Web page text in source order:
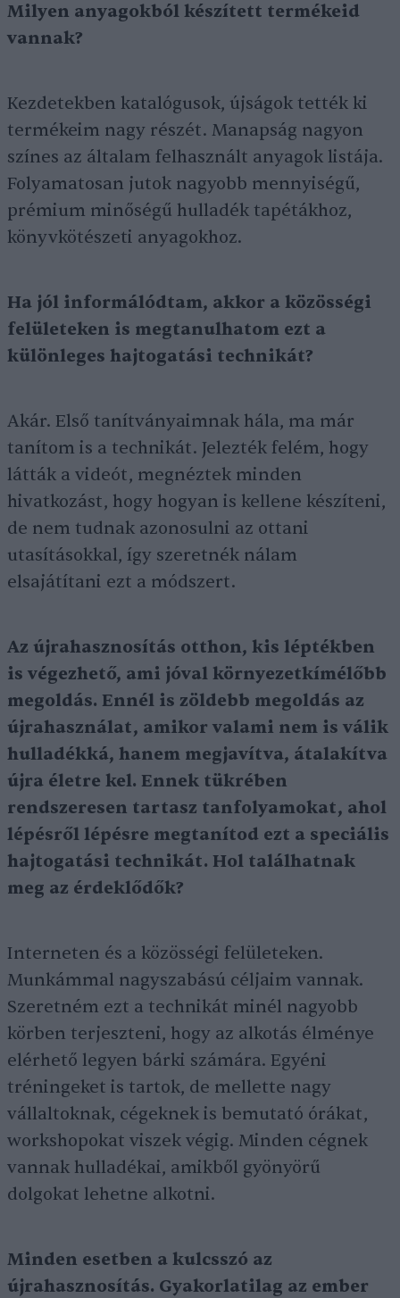
Milyen anyagokból készített termékeid
vannak?
Kezdetekben katalógusok, újságok tették ki
termékeim nagy részét. Manapság nagyon
színes az általam felhasznált anyagok listája.
Folyamatosan jutok nagyobb mennyiségű,
prémium minőségű hulladék tapétákhoz,
könyvkötészeti anyagokhoz.
Ha jól informálódtam, akkor a közösségi
felületeken is megtanulhatom ezt a
különleges hajtogatási technikát?
Akár. Első tanítványaimnak hála, ma már
tanítom is a technikát. Jelezték felém, hogy
látták a videót, megnéztek minden
hivatkozást, hogy hogyan is kellene készíteni,
de nem tudnak azonosulni az ottani
utasításokkal, így szeretnék nálam
elsajátítani ezt a módszert.
Az újrahasznosítás otthon, kis léptékben
is végezhető, ami jóval környezetkímélőbb
megoldás. Ennél is zöldebb megoldás az
újrahasználat, amikor valami nem is válik
hulladékká, hanem megjavítva, átalakítva
újra életre kel. Ennek tükrében
rendszeresen tartasz tanfolyamokat, ahol
lépésről lépésre megtanítod ezt a speciális
hajtogatási technikát. Hol találhatnak
meg az érdeklődők?
Interneten és a közösségi felületeken.
Munkámmal nagyszabású céljaim vannak.
Szeretném ezt a technikát minél nagyobb
körben terjeszteni, hogy az alkotás élménye
elérhető legyen bárki számára. Egyéni
tréningeket is tartok, de mellette nagy
vállaltoknak, cégeknek is bemutató órákat,
workshopokat viszek végig. Minden cégnek
vannak hulladékai, amikből gyönyörű
dolgokat lehetne alkotni.
Minden esetben a kulcsszó az
újrahasznosítás. Gyakorlatilag az ember